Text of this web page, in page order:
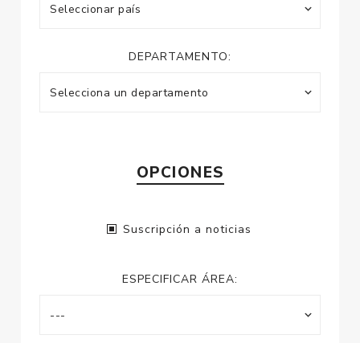
DEPARTAMENTO:
OPCIONES
Suscripción a noticias
ESPECIFICAR ÁREA: